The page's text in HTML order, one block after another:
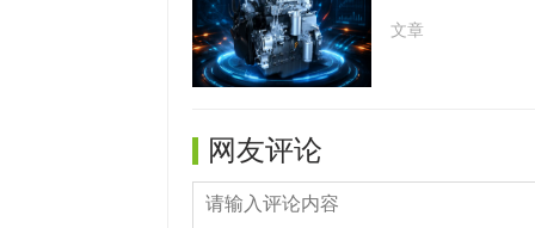
文章
网友评论